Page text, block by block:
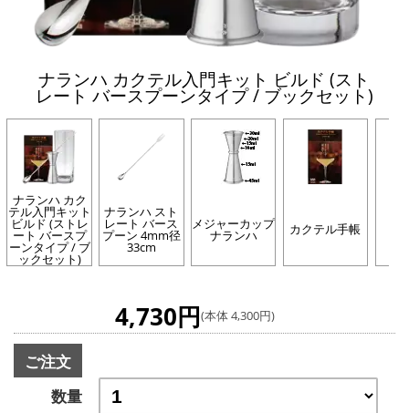
ナランハ カクテル入門キット ビルド (スト
レート バースプーンタイプ / ブックセット)
ナランハ カク
テル入門キット
ビルド (ストレ
ート バースプ
ーンタイプ / ブ
ックセット)
ナランハ スト
レート バース
プーン 4mm径
33cm
メジャーカップ
ナランハ カクテル手帳
4,730円(本体 4,300円)
ご注文
数量